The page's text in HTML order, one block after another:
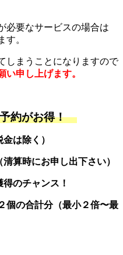
必要なサービスの場合は
す。
しまうことになりますので
い申し上げます。
予約がお得！
は除く）
清算時にお申し出下さい）
のチャンス！
の合計分（最小２倍〜最